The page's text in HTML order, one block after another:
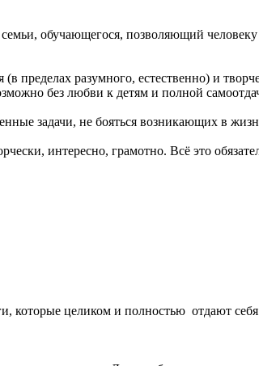
семьи, обучающегося, позволяющий
пределах разумного, естественно) и
без любви к детям и полной
задачи, не бояться возникающих в
интересно, грамотно. Всё это
которые целиком и полностью отдают